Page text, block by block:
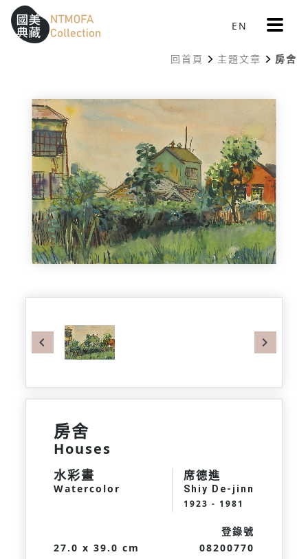
跳到中間主要內容區
網站導覽
::: EN 更
多
單
回首頁 主題文章 房舍
Previous
房舍
Houses
水彩畫
Watercolor
席德進
Shiy De-jinn
1923 - 1981
27.0 x 39.0 cm
登錄號
08200770